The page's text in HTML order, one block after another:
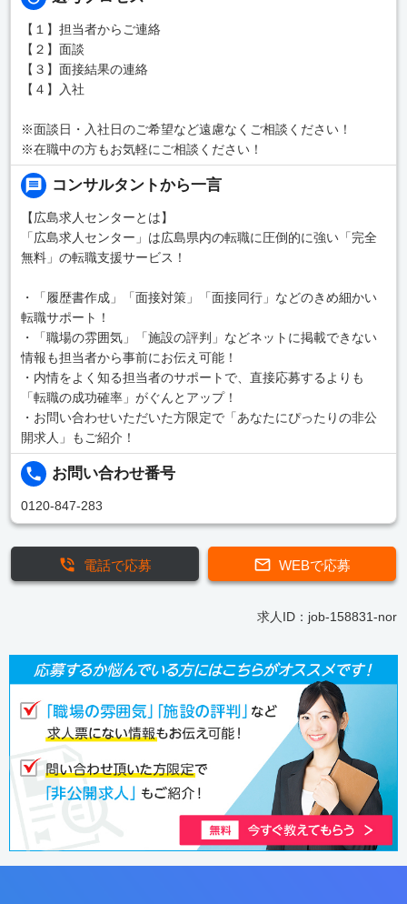
【１】担当者からご連絡
【２】面談
【３】面接結果の連絡
【４】入社
※面談日・入社日のご希望など遠慮なくご相談ください！
※在職中の方もお気軽にご相談ください！
コンサルタントから一言
【広島求人センターとは】
「広島求人センター」は広島県内の転職に圧倒的に強い「完全
無料」の転職支援サービス！
・「履歴書作成」「面接対策」「面接同行」などのきめ細かい
転職サポート！
・「職場の雰囲気」「施設の評判」などネットに掲載できない
情報も担当者から事前にお伝え可能！
・内情をよく知る担当者のサポートで、直接応募するよりも
「転職の成功確率」がぐんとアップ！
・お問い合わせいただいた方限定で「あなたにぴったりの非公
開求人」もご紹介！
お問い合わせ番号
0120-847-283
WEBで応募
電話で応募
求人ID：job-158831-nor